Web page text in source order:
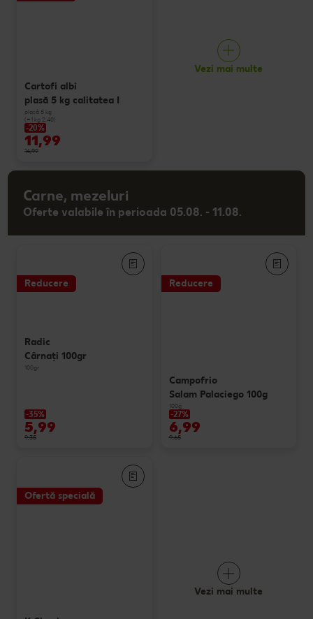
Cartofi albi
plasă 5 kg calitatea I
plasă 5 kg
(=1 kg 2.40)
-20%
11,99
14,99
Vezi mai multe
Carne, mezeluri
Oferte valabile în perioada 05.08. - 11.08.
Reducere
Radic
Cârnaţi 100gr
100gr
-35%
5,99
9,35
Reducere
Campofrio
Salam Palaciego 100g
100g
-27%
6,99
9,65
Ofertă specială
Vezi mai multe